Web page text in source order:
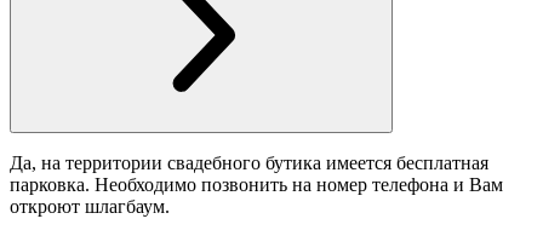
Да, на территории свадебного бутика имеется бесплатная
парковка. Необходимо позвонить на номер телефона и Вам
откроют шлагбаум.